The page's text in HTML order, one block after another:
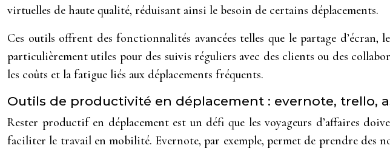
virtuelles de haute qualité, réduisant ainsi le besoin de certains déplacements.
Ces outils offrent des fonctionnalités avancées telles que le partage d’écran,
particulièrement utiles pour des suivis réguliers avec des clients ou des
les coûts et la fatigue liés aux déplacements fréquents.
Outils de productivité en déplacement : evernote, trello,
Rester productif en déplacement est un défi que les voyageurs d’affaires
faciliter le travail en mobilité. Evernote, par exemple, permet de prendre des